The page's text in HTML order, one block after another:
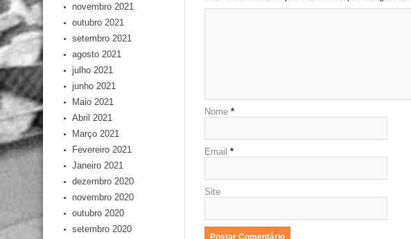
Nome *
Email *
Site
novembro 2021
outubro 2021
setembro 2021
agosto 2021
julho 2021
junho 2021
Maio 2021
Abril 2021
Março 2021
Fevereiro 2021
Janeiro 2021
dezembro 2020
novembro 2020
outubro 2020
setembro 2020